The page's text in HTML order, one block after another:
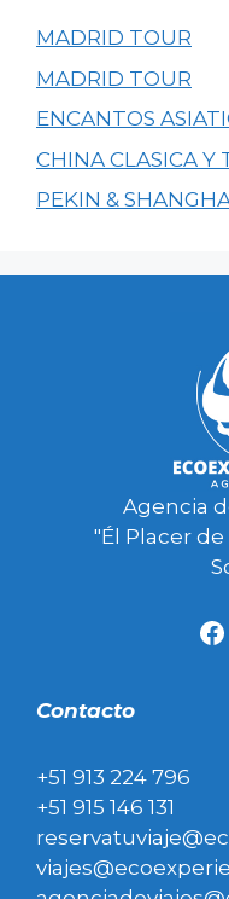
MADRID TOUR
MADRID TOUR
ENCANTOS
CHINA CLASICA Y
PEKIN &
Agencia
"Él Placer
Contacto
+51 913 224 796
+51 915 146 131